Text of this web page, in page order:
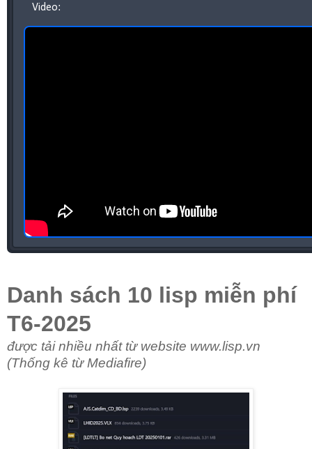
Video:
Danh sách 10 lisp miễn phí
T6-2025
được tải nhiều nhất từ website www.lisp.vn
(Thống kê từ Mediafire)